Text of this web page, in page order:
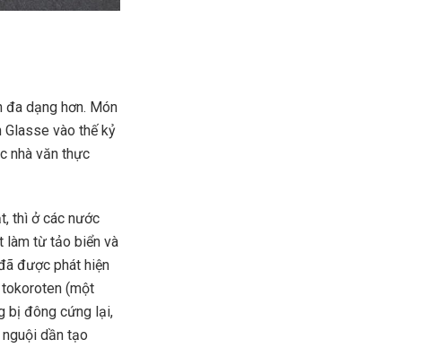
đa dạng hơn. Món
Glasse vào thế kỷ
nhà văn thực
thì ở các nước
làm từ tảo biển và
được phát hiện
(một
bị đông cứng lại,
dần tạo